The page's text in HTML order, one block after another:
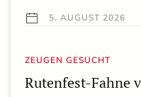
5. AUGUST 2026
ZEUGEN GESUCHT
Rutenfest-Fahne